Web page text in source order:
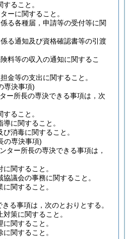
ること。
ーに関すること。
る各種届，申請等の受付等に関
る通知及び資格確認書等の引渡
料等の収入の通知に関するこ
金等の支出に関すること。
専決事項)
ー所長の専決できる事項は，次
ること。
に関すること。
消毒に関すること。
の専決事項)
ター所長の専決できる事項は，
関すること。
議会の事務に関すること。
関すること。
る事項は，次のとおりとする。
策に関すること。
関すること。
関すること。